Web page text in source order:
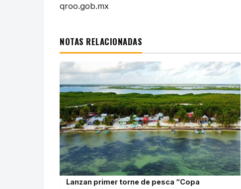
qroo.gob.mx
NOTAS RELACIONADAS
Lanzan primer torne de pesca “Copa